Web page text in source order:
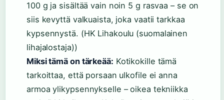
100 g ja sisältää vain noin 5 g rasvaa – se on
siis kevyttä valkuaista, joka vaatii tarkkaa
kypsennystä. (HK Lihakoulu (suomalainen
lihajalostaja))
Miksi tämä on tärkeää: Kotikokille tämä
tarkoittaa, että porsaan ulkofile ei anna
armoa ylikypsennykselle – oikea tekniikka